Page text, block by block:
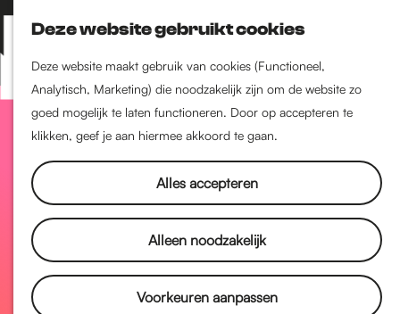
Deze website gebruikt cookies
Deze website maakt gebruik van cookies (Functioneel,
Analytisch, Marketing) die noodzakelijk zijn om de website zo
goed mogelijk te laten functioneren. Door op accepteren te
klikken, geef je aan hiermee akkoord te gaan.
Alles accepteren
Alleen noodzakelijk
Voorkeuren aanpassen
Z
o
e
k
e
K
a
a
r
t
M
e
n
Nijmegen-Nieuw-West
Nijmegen-Oud-West
Dukenburg
Lindenholt
Historie
De oudste stad van
Nederland
Historische tijdlijn
Romeinse Limes
Vrede van Nijmegen Penning